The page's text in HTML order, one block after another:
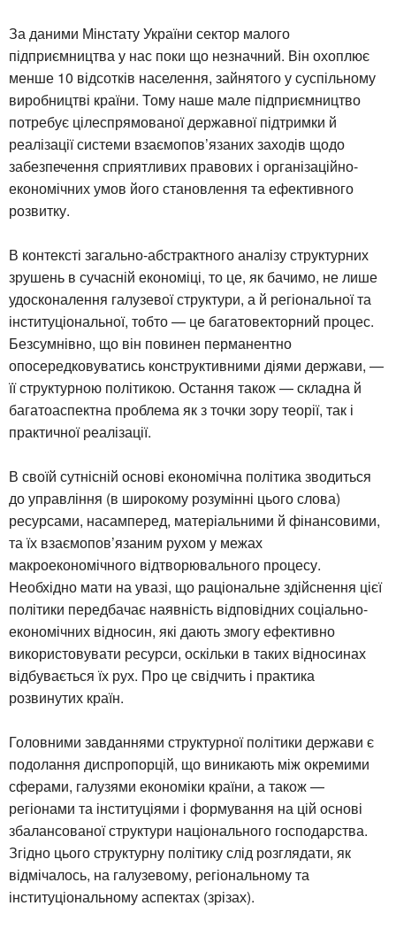
За даними Мінстату України сектор малого
підприємництва у нас поки що незначний. Він охоплює
менше 10 відсотків населення, зайнятого у суспільному
виробництві країни. Тому наше мале підприємництво
потребує цілеспрямованої державної підтримки й
реалізації системи взаємопов’язаних заходів щодо
забезпечення сприятливих правових і організаційно-
економічних умов його становлення та ефективного
розвитку.
В контексті загально-абстрактного аналізу структурних
зрушень в сучасній економіці, то це, як бачимо, не лише
удосконалення галузевої структури, а й регіональної та
інституціональної, тобто — це багатовекторний процес.
Безсумнівно, що він повинен перманентно
опосередковуватись конструктивними діями держави, —
її структурною політикою. Остання також — складна й
багатоаспектна проблема як з точки зору теорії, так і
практичної реалізації.
В своїй сутнісній основі економічна політика зводиться
до управління (в широкому розумінні цього слова)
ресурсами, насамперед, матеріальними й фінансовими,
та їх взаємопов’язаним рухом у межах
макроекономічного відтворювального процесу.
Необхідно мати на увазі, що раціональне здійснення цієї
політики передбачає наявність відповідних соціально-
економічних відносин, які дають змогу ефективно
використовувати ресурси, оскільки в таких відносинах
відбувається їх рух. Про це свідчить і практика
розвинутих країн.
Головними завданнями структурної політики держави є
подолання диспропорцій, що виникають між окремими
сферами, галузями економіки країни, а також —
регіонами та інституціями і формування на цій основі
збалансованої структури національного господарства.
Згідно цього структурну політику слід розглядати, як
відмічалось, на галузевому, регіональному та
інституціональному аспектах (зрізах).